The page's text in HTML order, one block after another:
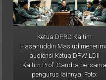
Ketua DPRD Kaltim
Hasanuddin Mas'ud menerima
audiensi Ketua DPW LDII
Kaltim Prof. Candra bersama
pengurus lainnya. Foto:
Aqib/LINES